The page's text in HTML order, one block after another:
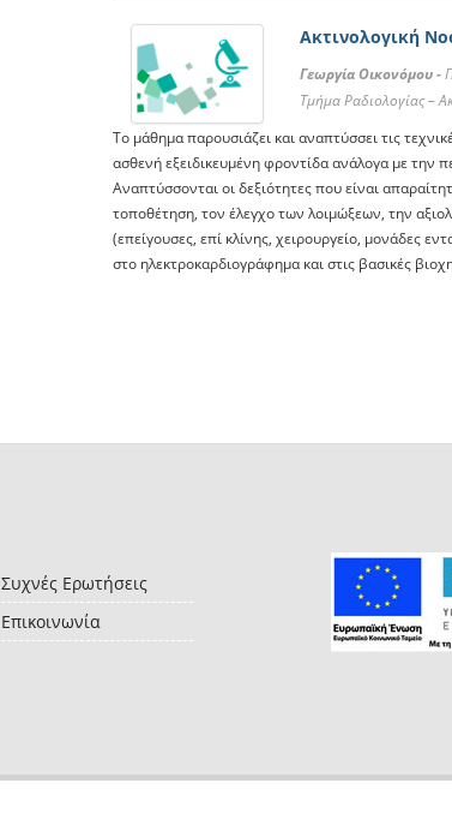
Ακτινολογική
Γεωργία Οικονόμου -
Τμήμα Ραδιολογίας –
Το μάθημα παρουσιάζει και αναπτύσσει τις
ασθενή εξειδικευμένη φροντίδα ανάλογα με την
Αναπτύσσονται οι δεξιότητες που είναι
τοποθέτηση, τον έλεγχο των λοιμώξεων, την
(επείγουσες, επί κλίνης, χειρουργείο, μονάδες
στο ηλεκτροκαρδιογράφημα και στις βασικές
Συχνές Ερωτήσεις
Επικοινωνία